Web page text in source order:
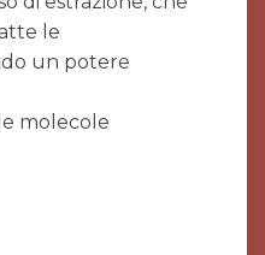
le
un potere
molecole